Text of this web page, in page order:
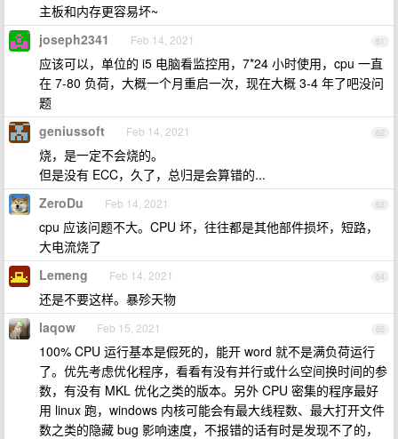
主板和内存更容易坏~
61
joseph2341 Feb 14, 2021
应该可以，单位的 i5 电脑看监控用，7*24 小时使用，cpu 一直
在 7-80 负荷，大概一个月重启一次，现在大概 3-4 年了吧没问
题
62
geniussoft Feb 14, 2021
烧，是一定不会烧的。
但是没有 ECC，久了，总归是会算错的...
63
ZeroDu Feb 14, 2021
cpu 应该问题不大。CPU 坏，往往都是其他部件损坏，短路，
大电流烧了
64
Lemeng Feb 14, 2021
还是不要这样。暴殄天物
65
laqow Feb 15, 2021
100% CPU 运行基本是假死的，能开 word 就不是满负荷运行
了。优先考虑优化程序，看看有没有并行或什么空间换时间的参
数，有没有 MKL 优化之类的版本。另外 CPU 密集的程序最好
用 linux 跑，windows 内核可能会有最大线程数、最大打开文件
数之类的隐藏 bug 影响速度，不报错的话有时是发现不了的，